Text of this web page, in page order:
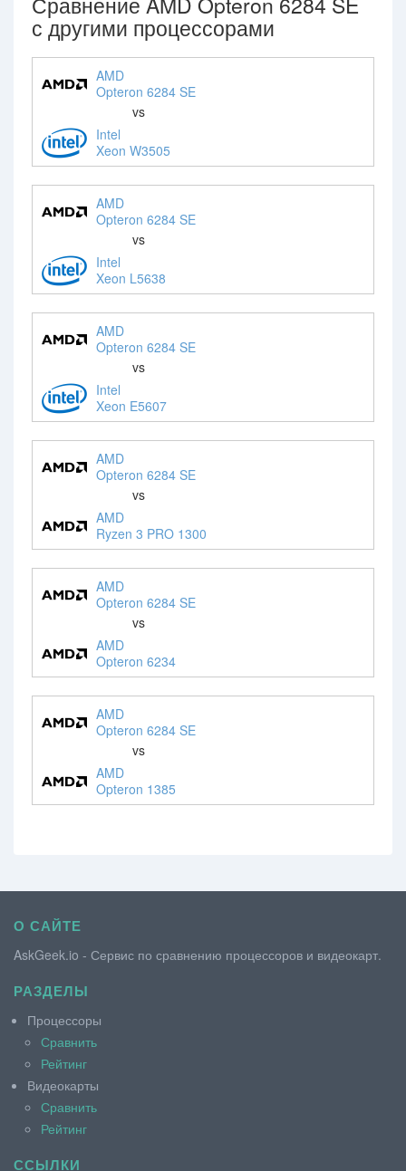
с другими процессорами
AMD
Opteron 6284 SE
vs
Intel
Xeon W3505
AMD
Opteron 6284 SE
vs
Intel
Xeon L5638
AMD
Opteron 6284 SE
vs
Intel
Xeon E5607
AMD
Opteron 6284 SE
vs
AMD
Ryzen 3 PRO 1300
AMD
Opteron 6284 SE
vs
AMD
Opteron 6234
AMD
Opteron 6284 SE
vs
AMD
Opteron 1385
О САЙТЕ
AskGeek.io - Сервис по сравнению процессоров и видеокарт.
РАЗДЕЛЫ
Процессоры
Сравнить
Рейтинг
Видеокарты
Сравнить
Рейтинг
ССЫЛКИ